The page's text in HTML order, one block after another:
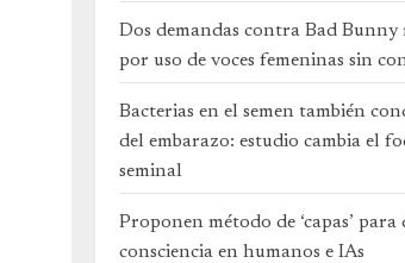
Dos demandas contra Bad Bunny
por uso de voces femeninas sin
Bacterias en el semen también
del embarazo: estudio cambia el
seminal
Proponen método de ‘capas’ para
consciencia en humanos e IAs